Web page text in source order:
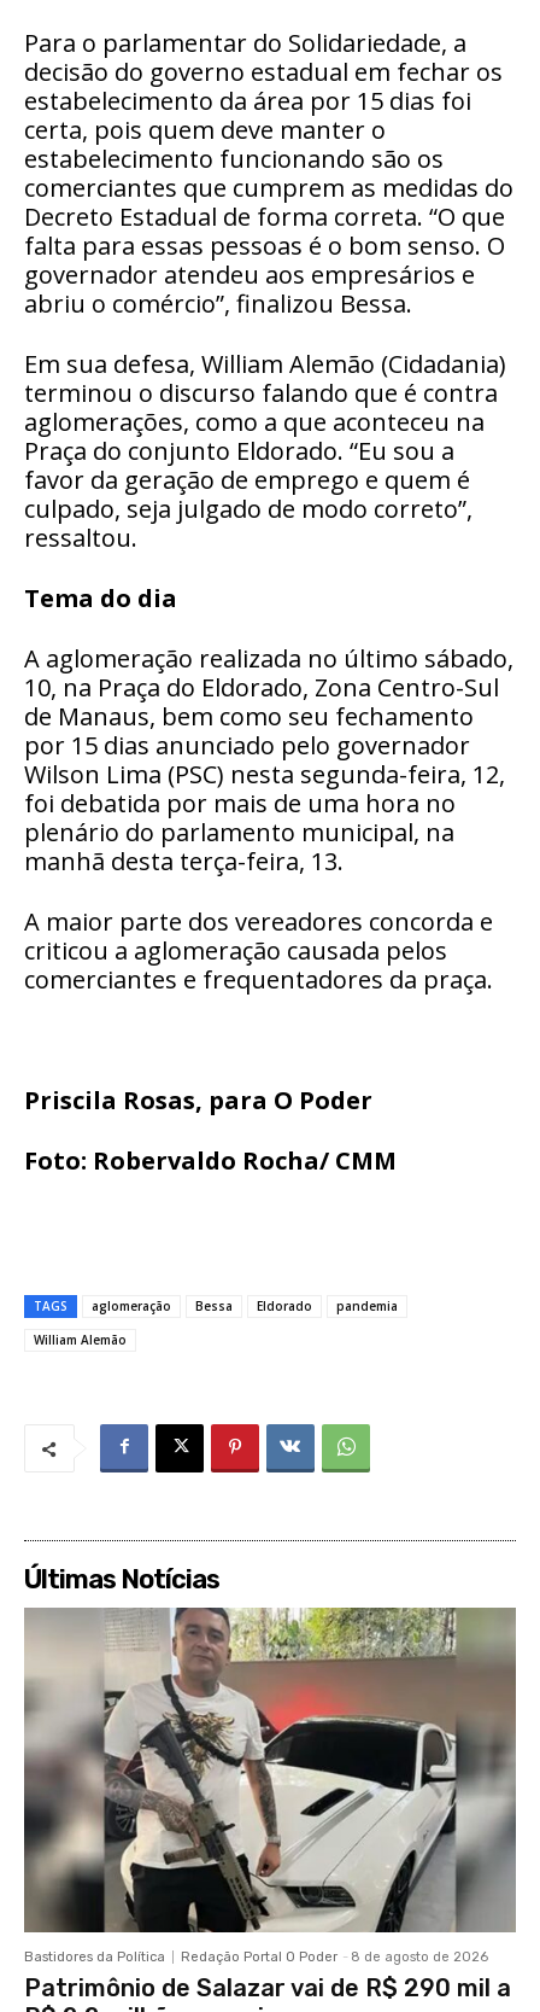
Para o parlamentar do Solidariedade, a
decisão do governo estadual em fechar os
estabelecimento da área por 15 dias foi
certa, pois quem deve manter o
estabelecimento funcionando são os
comerciantes que cumprem as medidas do
Decreto Estadual de forma correta. “O que
falta para essas pessoas é o bom senso. O
governador atendeu aos empresários e
abriu o comércio”, finalizou Bessa.
Em sua defesa, William Alemão (Cidadania)
terminou o discurso falando que é contra
aglomerações, como a que aconteceu na
Praça do conjunto Eldorado. “Eu sou a
favor da geração de emprego e quem é
culpado, seja julgado de modo correto”,
ressaltou.
Tema do dia
A aglomeração realizada no último sábado,
10, na Praça do Eldorado, Zona Centro-Sul
de Manaus, bem como seu fechamento
por 15 dias anunciado pelo governador
Wilson Lima (PSC) nesta segunda-feira, 12,
foi debatida por mais de uma hora no
plenário do parlamento municipal, na
manhã desta terça-feira, 13.
A maior parte dos vereadores concorda e
criticou a aglomeração causada pelos
comerciantes e frequentadores da praça.
Priscila Rosas, para O Poder
Foto: Robervaldo Rocha/ CMM
TAGS aglomeração Bessa Eldorado
pandemia
William Alemão
Últimas Notícias
Bastidores da Política Redação Portal O Poder - 8 de agosto de 2026
Patrimônio de Salazar vai de R$ 290 mil a